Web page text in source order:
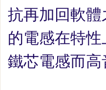
抗再加回軟
的電感在特
鐵芯電感而